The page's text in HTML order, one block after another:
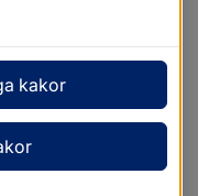
kakor